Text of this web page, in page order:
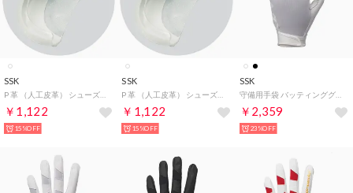
SSK
￥1,122
15%OFF
SSK
￥1,122
15%OFF
SSK
守備用手袋 バッティンググローブ （ホワイト左手用）
￥2,359
23%OFF